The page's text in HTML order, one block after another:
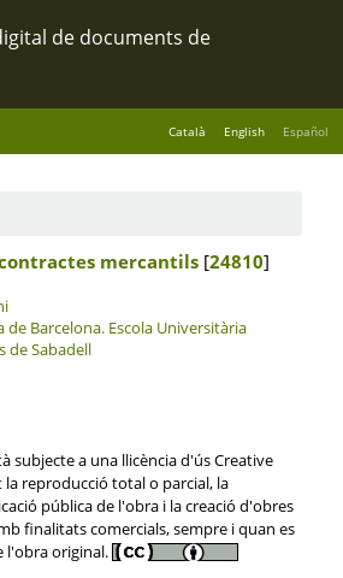
Català English Español
mercantils[24810]
Barcelona. Escola Universitària
de Sabadell
subjecte a una llicència d'ús Creative
la reproducció total o parcial, la
pública de l'obra i la creació d'obres
finalitats comercials, sempre i quan es
l'obra original.